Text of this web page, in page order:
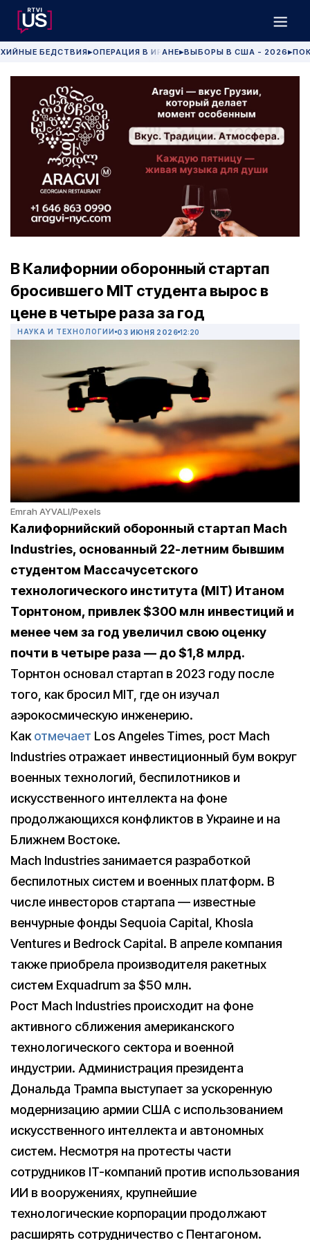
БЕДСТВИЯ▶ОПЕРАЦИЯ В ИРАНЕ▶ВЫБОРЫ В США - 2026 ▶
В Калифорнии оборонный стартап
бросившего MIT студента вырос в
цене в четыре раза за год
НАУКА И ТЕХНОЛОГИИ 03 ИЮНЯ 2026 12:20
Emrah AYVALI/Pexels
Калифорнийский оборонный стартап Mach
Industries, основанный 22-летним бывшим
студентом Массачусетского
технологического института (MIT) Итаном
Торнтоном, привлек $300 млн инвестиций и
менее чем за год увеличил свою оценку
почти в четыре раза — до $1,8 млрд.
Торнтон основал стартап в 2023 году после
того, как бросил MIT, где он изучал
аэрокосмическую инженерию.
Какотмечает Los Angeles Times, рост Mach
Industries отражает инвестиционный бум вокруг
военных технологий, беспилотников и
искусственного интеллекта на фоне
продолжающихся конфликтов в Украине и на
Ближнем Востоке.
Mach Industries занимается разработкой
беспилотных систем и военных платформ. В
числе инвесторов стартапа — известные
венчурные фонды Sequoia Capital, Khosla
Ventures и Bedrock Capital. В апреле компания
также приобрела производителя ракетных
систем Exquadrum за $50 млн.
Рост Mach Industries происходит на фоне
активного сближения американского
технологического сектора и военной
индустрии. Администрация президента
Дональда Трампа выступает за ускоренную
модернизацию армии США с использованием
искусственного интеллекта и автономных
систем. Несмотря на протесты части
сотрудников IT-компаний против использования
ИИ в вооружениях, крупнейшие
технологические корпорации продолжают
расширять сотрудничество с Пентагоном.